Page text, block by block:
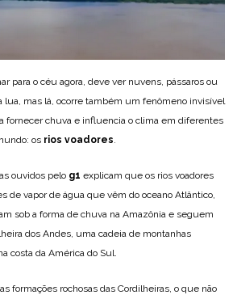
para o céu agora, deve ver nuvens, pássaros ou
lua, mas lá, ocorre também um fenômeno invisível
fornecer chuva e influencia o clima em diferentes
os rios voadores
ouvidos pelo g1 explicam que os rios voadores
de vapor de água que vêm do oceano Atlântico,
sob a forma de chuva na Amazônia e seguem
dos Andes, uma cadeia de montanhas
costa da América do Sul.
formações rochosas das Cordilheiras, o que não